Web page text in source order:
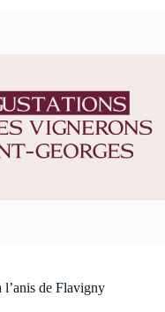
l’anis de Flavigny